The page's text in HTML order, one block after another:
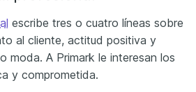
escribe tres o cuatro líneas sobre
al cliente, actitud positiva y
moda. A Primark le interesan los
y comprometida.